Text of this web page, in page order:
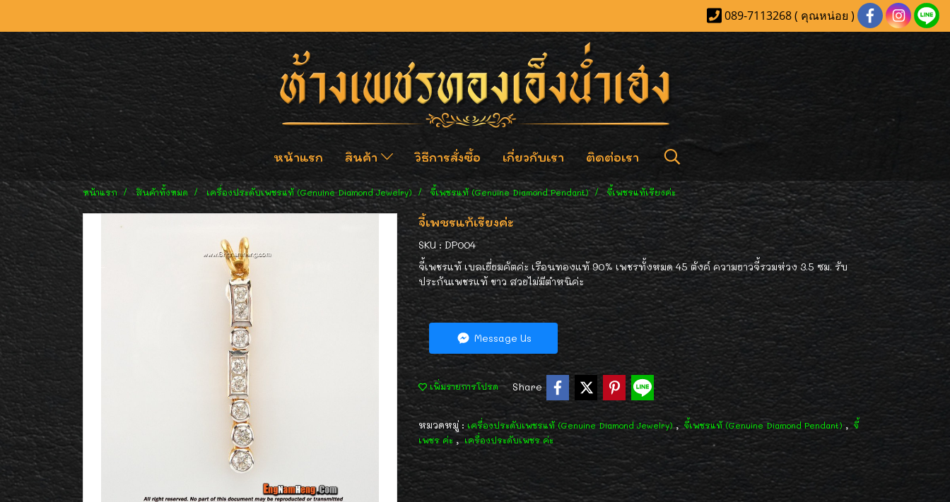
089-7113268 ( คุณหน่อย )
หน้าแรก สินค้า วิธีการสั่งซื้อ เกี่ยวกับเรา ติดต่อเรา
หน้าแรก สินค้าทั้งหมด เครื่องประดับเพชรแท้ (Genuine Diamond Jewelry) จี้เพชรแท้ (Genuine Diamond Pendant) จี้เพชรแท้เรียงค่ะ
จี้เพชรแท้เรียงค่ะ
SKU : DP004
จี้เพชรแท้ เบลเยี่ยมคัตค่ะ เรือนทองแท้ 90% เพชรทั้งหมด 45 ตังค์ ความยาวจี้รวมห่วง 3.5 ซม. รับ
ประกันเพชรแท้ ขาว สวยไม่มีตำหนิค่ะ
Message Us
เพิ่มรายการโปรด Share
หมวดหมู่ : เครื่องประดับเพชรแท้ (Genuine Diamond Jewelry), จี้เพชรแท้ (Genuine Diamond Pendant), จี้
เพชร ค่ะ , เครื่องประดับเพชร ค่ะ